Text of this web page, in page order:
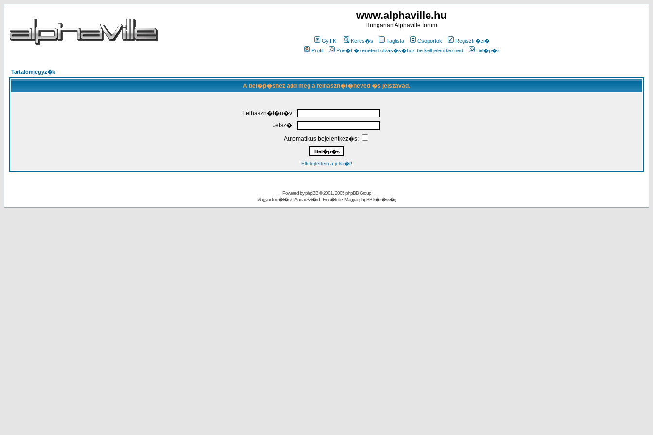
www.alphaville.hu
Hungarian Alphaville forum
Gy.I.K. Keres�s Taglista Csoportok
Regisztr�ci�
Profil
Priv�t �zeneteid olvas�s�hoz be kell jelentkezned Bel�p�s
Tartalomjegyz�k
A bel�p�shez add meg a felhaszn�l�neved �s jelszavad.
Felhaszn�l�n�v:
Jelsz�:
Automatikus bejelentkez�s:
Elfelejtettem a jelsz�t!
Powered byphpBB© 2001, 2005 phpBB Group
Magyar ford�t�s ©Andai Szil�rd- Friss�tette:Magyar phpBB k�z�ss�g